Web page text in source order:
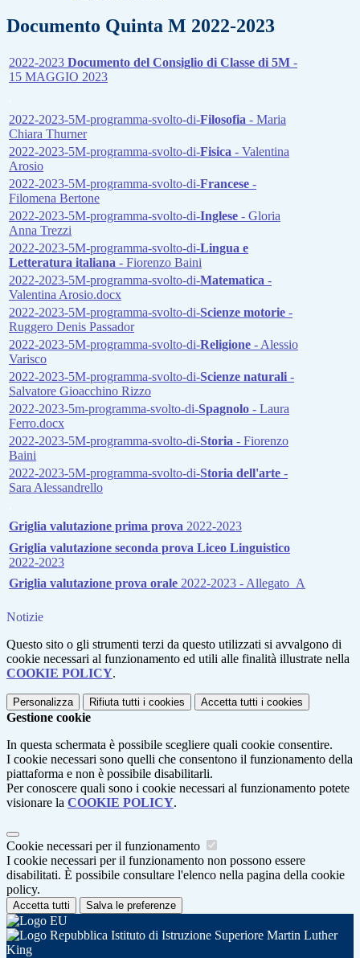
Documento Quinta M 2022-2023
2022-2023 Documento del Consiglio di Classe di 5M -
15 MAGGIO 2023
2022-2023-5M-programma-svolto-di-Filosofia - Maria
Chiara Thurner
2022-2023-5M-programma-svolto-di-Fisica - Valentina
Arosio
2022-2023-5M-programma-svolto-di-Francese -
Filomena Bertone
2022-2023-5M-programma-svolto-di-Inglese - Gloria
Anna Trezzi
2022-2023-5M-programma-svolto-di-Lingua e
Letteratura italiana - Fiorenzo Baini
2022-2023-5M-programma-svolto-di-Matematica -
Valentina Arosio.docx
2022-2023-5M-programma-svolto-di-Scienze motorie -
Ruggero Denis Passador
2022-2023-5M-programma-svolto-di-Religione - Alessio
Varisco
2022-2023-5M-programma-svolto-di-Scienze naturali -
Salvatore Gioacchino Rizzo
2022-2023-5m-programma-svolto-di-Spagnolo - Laura
Ferro.docx
2022-2023-5M-programma-svolto-di-Storia - Fiorenzo
Baini
2022-2023-5M-programma-svolto-di-Storia dell'arte -
Sara Alessandrello
Griglia valutazione prima prova 2022-2023
Griglia valutazione seconda prova Liceo Linguistico
2022-2023
Griglia valutazione prova orale 2022-2023 - Allegato_A
Notizie
Questo sito o gli strumenti terzi da questo utilizzati si avvalgono di
cookie necessari al funzionamento ed utili alle finalità illustrate nella
COOKIE POLICY.
Personalizza Rifiuta tutti i cookies Accetta tutti i cookies
Gestione cookie
In questa schermata è possibile scegliere quali cookie consentire.
I cookie necessari sono quelli che consentono il funzionamento della
piattaforma e non è possibile disabilitarli.
Per conoscere quali sono i cookie necessari al funzionamento potete
visionare la COOKIE POLICY.
Cookie necessari per il funzionamento
I cookie necessari per il funzionamento non possono essere
disabilitati. È possibile consultare l'elenco nella pagina della cookie
policy.
Accetta tutti Salva le preferenze
Istituto di Istruzione Superiore Martin Luther
King